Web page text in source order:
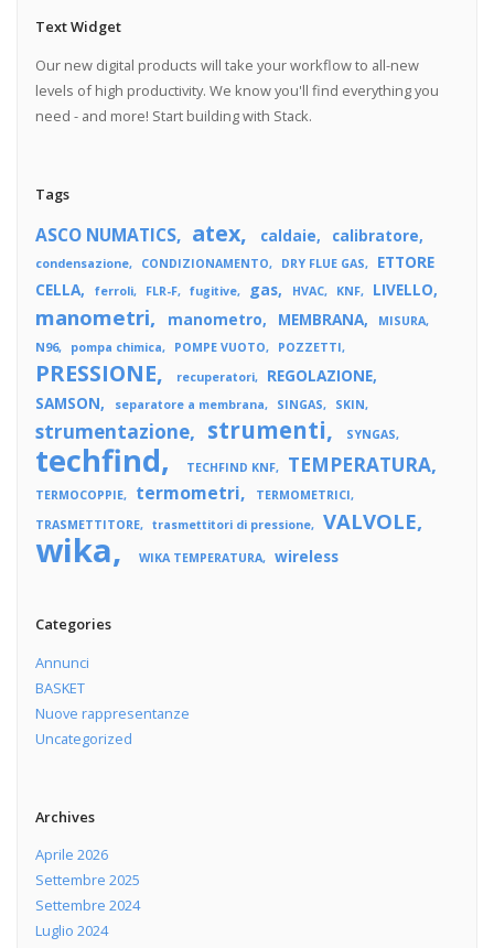
Text Widget
Our new digital products will take your workflow to all-new
levels of high productivity. We know you'll find everything you
need - and more! Start building with Stack.
Tags
ASCO NUMATICS atex caldaie calibratore
condensazione CONDIZIONAMENTO DRY FLUE GAS
ETTORE
CELLA
ferroli FLR-F fugitive gas HVAC KNF LIVELLO
manometri manometro MEMBRANA
MISURA
N96
pompa chimica POMPE VUOTO POZZETTI
PRESSIONE recuperatori
REGOLAZIONE
SAMSON
separatore a membrana SINGAS SKIN
strumentazione strumenti SYNGAS
techfind TECHFIND KNF TEMPERATURA
TERMOCOPPIE termometri
TERMOMETRICI
TRASMETTITORE
trasmettitori di pressione VALVOLE
wika WIKA TEMPERATURA wireless
Categories
Annunci
BASKET
Nuove rappresentanze
Uncategorized
Archives
Aprile 2026
Settembre 2025
Settembre 2024
Luglio 2024